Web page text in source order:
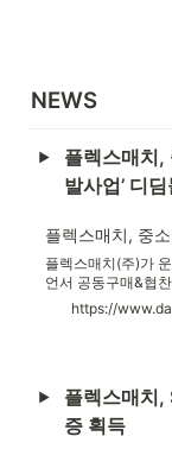
※ 본 가이드에서는
제공하고 있습니다.)
NEWS
플렉스매치,
발사업’ 디
플렉스매치(주)가
언서 공동구매&협
스매치’가 중소벤
성장기술개발사업
창업을 촉진하고 기
을 도모하기 위해
이다.지난 9월부터
플렉스매치,
증 획득